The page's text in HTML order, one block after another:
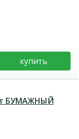
купить
БУМАЖНЫЙ